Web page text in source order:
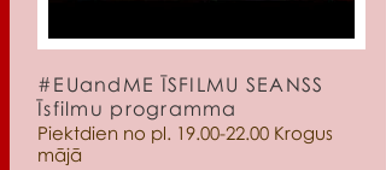
#EUandME ĪSFILMU SEANSS
Īsfilmu programma
Piektdien no pl. 19.00-22.00 Krogus
mājā